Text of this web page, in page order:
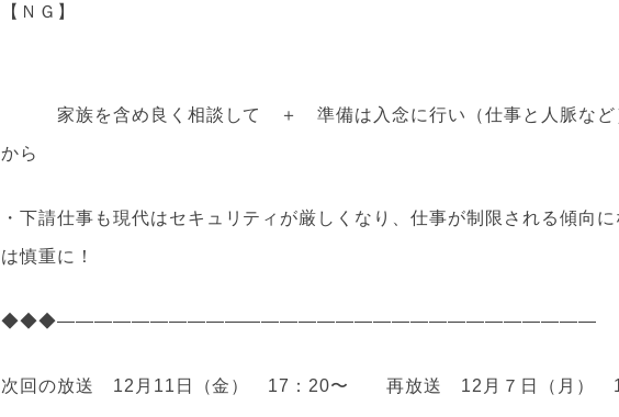
【ＮＧ】
家族を含め良く相談して ＋ 準備は入念に行い（仕事と人脈な
から
・下請仕事も現代はセキュリティが厳しくなり、仕事が制限される傾向
は慎重に！
◆◆◆—————————————————————————————
次回の放送 12月11日（金） 17：20〜 再放送 12月７日（月）